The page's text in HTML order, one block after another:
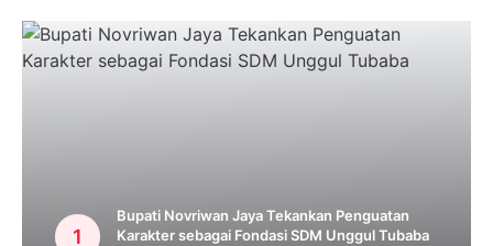
Bupati Novriwan Jaya Tekankan Penguatan
Karakter sebagai Fondasi SDM Unggul Tubaba